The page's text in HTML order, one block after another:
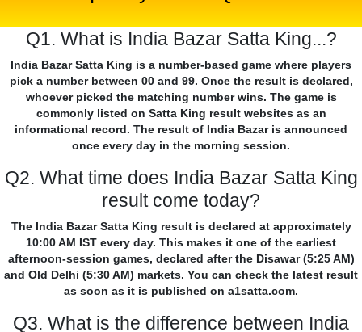
Q1. What is India Bazar Satta King...?
India Bazar Satta King is a number-based game where players
pick a number between 00 and 99. Once the result is declared,
whoever picked the matching number wins. The game is
commonly listed on Satta King result websites as an
informational record. The result of India Bazar is announced
once every day in the morning session.
Q2. What time does India Bazar Satta King
result come today?
The India Bazar Satta King result is declared at approximately
10:00 AM IST every day. This makes it one of the earliest
afternoon-session games, declared after the Disawar (5:25 AM)
and Old Delhi (5:30 AM) markets. You can check the latest result
as soon as it is published on a1satta.com.
Q3. What is the difference between India